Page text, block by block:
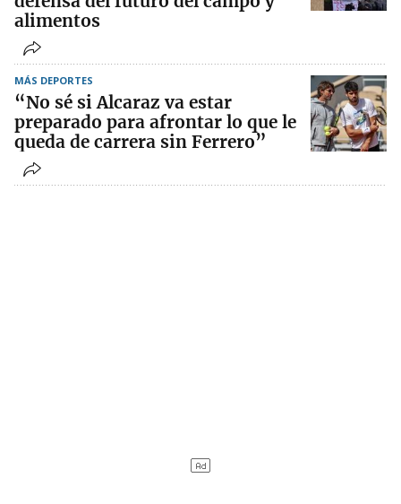
alimentos
MÁS DEPORTES
“No sé si Alcaraz va estar
preparado para afrontar lo que le
queda de carrera sin Ferrero”